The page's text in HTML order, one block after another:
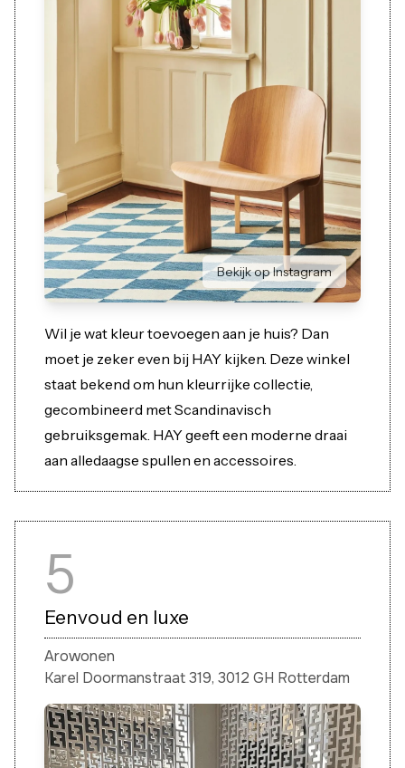
Bekijk op Instagram
Wil je wat kleur toevoegen aan je huis? Dan
moet je zeker even bij HAY kijken. Deze winkel
staat bekend om hun kleurrijke collectie,
gecombineerd met Scandinavisch
gebruiksgemak. HAY geeft een moderne draai
aan alledaagse spullen en accessoires.
5
Eenvoud en luxe
Arowonen
Karel Doormanstraat 319, 3012 GH Rotterdam